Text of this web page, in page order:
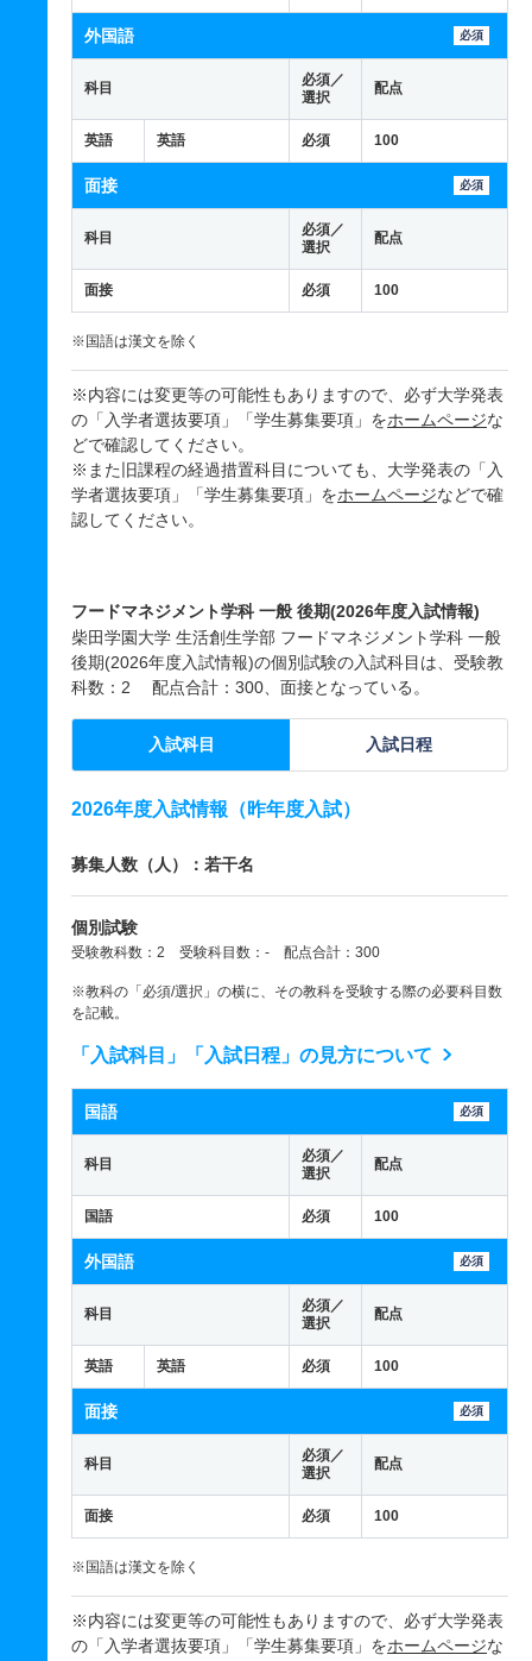
外国語 必須
科目
必須／
選択
配点
英語 英語 必須 100
面接 必須
科目
必須／
選択
配点
面接 必須 100
※国語は漢文を除く
※内容には変更等の可能性もありますので、必ず大学発表
の「入学者選抜要項」「学生募集要項」をホームページな
どで確認してください。
※また旧課程の経過措置科目についても、大学発表の「入
学者選抜要項」「学生募集要項」をホームページなどで確
認してください。
フードマネジメント学科 一般 後期(2026年度入試情報)
柴田学園大学 生活創生学部 フードマネジメント学科 一般
後期(2026年度入試情報)の個別試験の入試科目は、受験教
科数：2 配点合計：300、面接となっている。
入試科目 入試日程
2026年度入試情報（昨年度入試）
募集人数（人）：若干名
個別試験
受験教科数：2 受験科目数：- 配点合計：300
※教科の「必須/選択」の横に、その教科を受験する際の必要科目数
を記載。
「入試科目」「入試日程」の見方について
国語 必須
科目
必須／
選択
配点
国語 必須 100
外国語 必須
科目
必須／
選択
配点
英語 英語 必須 100
面接 必須
科目
必須／
選択
配点
面接 必須 100
※国語は漢文を除く
※内容には変更等の可能性もありますので、必ず大学発表
の「入学者選抜要項」「学生募集要項」をホームページな